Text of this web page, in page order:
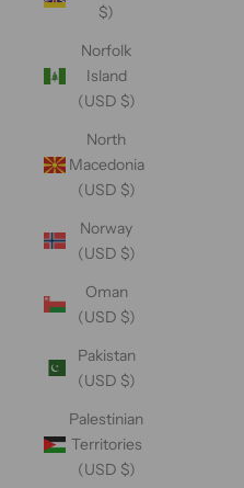
$)
Norfolk
Island
(USD $)
North
Macedonia
(USD $)
Norway
(USD $)
Oman
(USD $)
Pakistan
(USD $)
Palestinian
Territories
(USD $)